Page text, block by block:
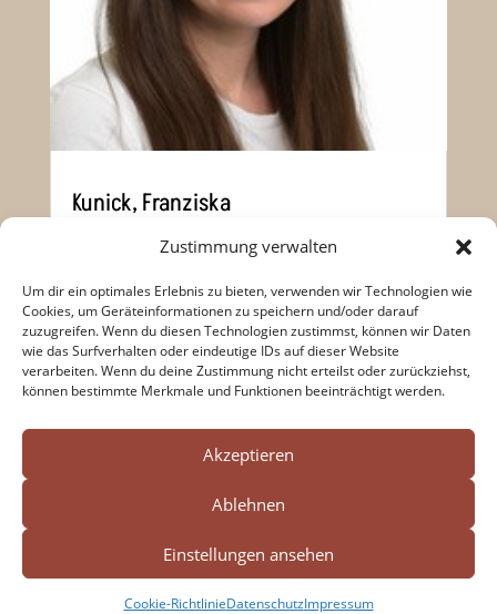
Zustimmung verwalten
Um dir ein optimales Erlebnis zu bieten, verwenden wir Technologien wie
Cookies, um Geräteinformationen zu speichern und/oder darauf
zuzugreifen. Wenn du diesen Technologien zustimmst, können wir Daten
wie das Surfverhalten oder eindeutige IDs auf dieser Website
verarbeiten. Wenn du deine Zustimmung nicht erteilst oder zurückziehst,
können bestimmte Merkmale und Funktionen beeinträchtigt werden.
Akzeptieren
Ablehnen
Einstellungen ansehen
Cookie-RichtlinieDatenschutzImpressum
Kunick, Franziska
März 28, 2024|Englisch,Sport
« Ältere Einträge
Search Button

Cookie-Richtlinie (EU)